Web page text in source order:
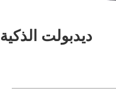
ديدبولت الذكية